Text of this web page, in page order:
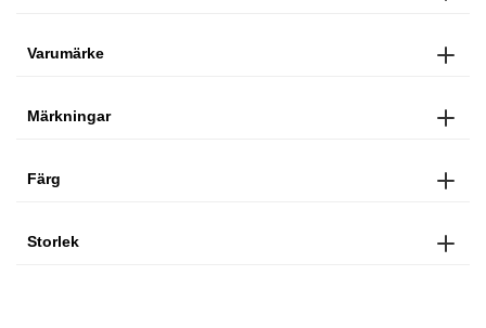
Varumärke
Märkningar
Färg
Storlek